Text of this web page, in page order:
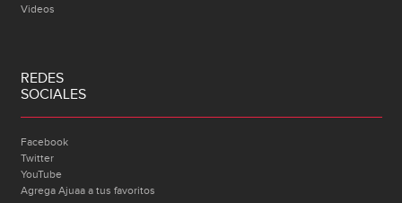
Videos
REDES
SOCIALES
Facebook
Twitter
YouTube
Agrega Ajuaa a tus favoritos